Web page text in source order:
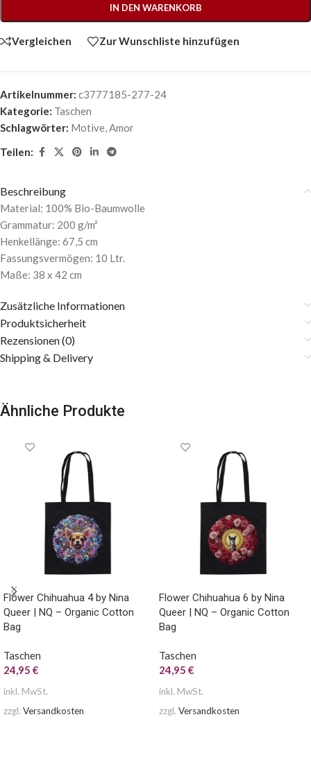
IN DEN WARENKORB
Vergleichen Zur Wunschliste hinzufügen
Artikelnummer: c3777185-277-24
Kategorie: Taschen
Schlagwörter: Motive,Amor
Teilen:
Beschreibung
Material: 100% Bio-Baumwolle
Grammatur: 200 g/m²
Henkellänge: 67,5 cm
Fassungsvermögen: 10 Ltr.
Maße: 38 x 42 cm
Zusätzliche Informationen
Produktsicherheit
Rezensionen (0)
Shipping & Delivery
Ähnliche Produkte
Flower Chihuahua 4 by Nina
Queer | NQ – Organic Cotton
Bag
Taschen
24,95 €
inkl. MwSt.
zzgl. Versandkosten
Flower Chihuahua 6 by Nina
Queer | NQ – Organic Cotton
Bag
Taschen
24,95 €
inkl. MwSt.
zzgl. Versandkosten